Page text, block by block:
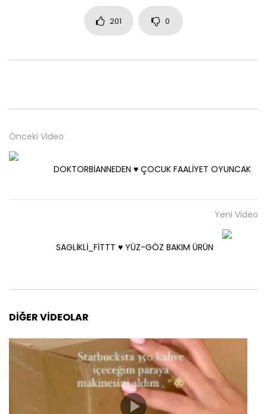
201 0
Önceki Video
DOKTORBİANNEDEN ♥️ ÇOCUK FAALİYET OYUNCAK
Yeni Video
SAGLİKLİ_FİTTT ♥️ YÜZ-GÖZ BAKIM ÜRÜN
DIĞER VIDEOLAR